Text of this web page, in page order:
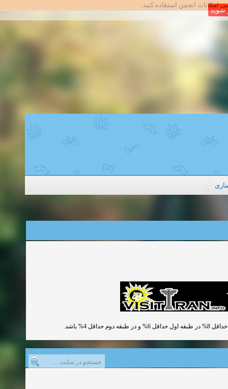
امکانات انجمن استفاده کنید.